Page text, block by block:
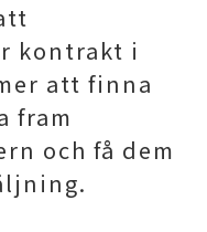
kontrakt i
att finna
fram
och få dem